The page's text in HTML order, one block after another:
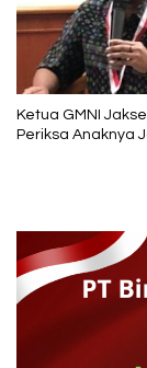
Ketua GMNI
Periksa Anaknya